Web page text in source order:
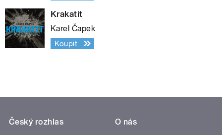
Krakatit
Karel Čapek
Koupit
Český rozhlas
O nás